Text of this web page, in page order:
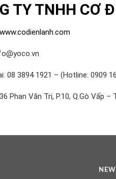
TY TNHH CƠ
www.codienlanh.com
08 3894 1921 – (Hotline: 0909
Phan Văn Trị, P.10, Q.Gò Vấp –